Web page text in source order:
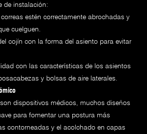
de instalación:
estén correctamente abrochadas y
cuelguen.
cojín con la forma del asiento para evitar
con las características de los asientos
y bolsas de aire laterales.
dispositivos médicos, muchos diseños
para fomentar una postura más
contorneadas y el acolchado en capas